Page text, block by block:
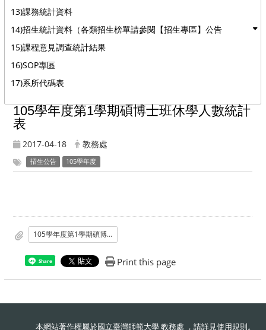
13)課務統計資料
14)招生統計資料（各類招生榜單請參閱【招生專區】公告
15)課程意見調查統計結果
16)SOP專區
17)系所代碼表
105學年度第1學期碩博士班休學人數統計
表
2017-04-18 教務處
招生公告 105學年度
105學年度第1學期碩博士班休學人數統計表
Share Print this page
本網站著作權屬於國立臺灣師範大學 教務處 ，請詳見使用規則。